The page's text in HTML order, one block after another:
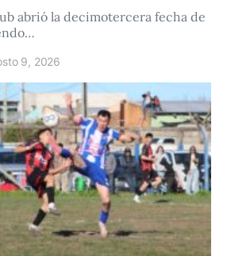
abrió la decimotercera fecha de
9, 2026